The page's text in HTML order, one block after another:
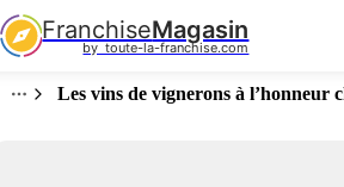
FranchiseMagasin
by  toute-la-franchise.com
Les vins de vignerons à l’honneur